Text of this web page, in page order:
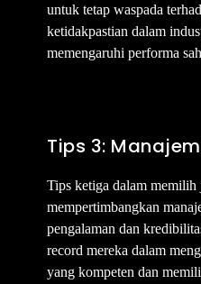
untuk tetap waspada
ketidakpastian dalam
memengaruhi performa
Tips 3:
Tips ketiga dalam memilih
mempertimbangkan
pengalaman dan
record mereka dalam
yang kompeten dan